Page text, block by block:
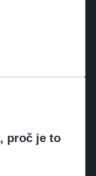
proč je to